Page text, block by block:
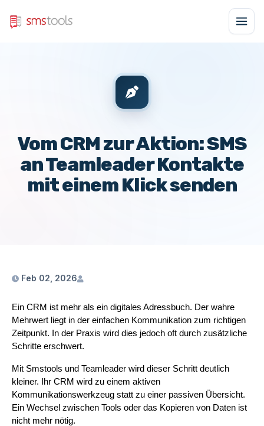
Vom CRM zur Aktion: SMS
an Teamleader Kontakte
mit einem Klick senden
Feb 02, 2026
Ein CRM ist mehr als ein digitales Adressbuch. Der wahre
Mehrwert liegt in der einfachen Kommunikation zum richtigen
Zeitpunkt. In der Praxis wird dies jedoch oft durch zusätzliche
Schritte erschwert.
Mit Smstools und Teamleader wird dieser Schritt deutlich
kleiner. Ihr CRM wird zu einem aktiven
Kommunikationswerkzeug statt zu einer passiven Übersicht.
Ein Wechsel zwischen Tools oder das Kopieren von Daten ist
nicht mehr nötig.